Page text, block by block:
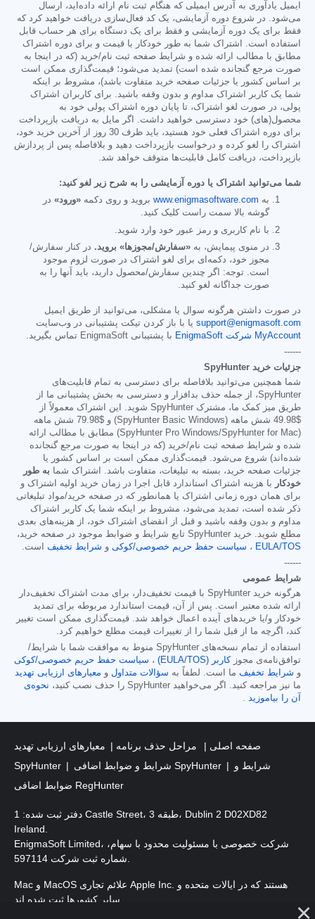
ایمیل یادآوری به آدرس ایمیلی که هنگام ثبت نام ارائه داده‌اید، ارسال
می‌شود. در شروع دوره آزمایشی، یک کد فعال‌سازی دریافت خواهید کرد که
فقط برای یک دوره آزمایشی و فقط برای یک دستگاه برای هر حساب قابل
استفاده است. اشتراک شما به طور خودکار با قیمت و برای دوره اشتراک
مطابق با مطالب ارائه شده و شرایط صفحه ثبت نام/خرید (که در اینجا به
صورت مرجع گنجانده شده است) تمدید می‌شود؛ قیمت‌گذاری ممکن است
بر اساس کشور یا جزئیات صفحه خرید متفاوت باشد)، مشروط بر اینکه
شما یک کاربر اشتراک مداوم و بدون وقفه باشید. برای کاربران اشتراک
پولی، در صورت لغو اشتراک، تا پایان دوره اشتراک پولی خود به
محصول(های) خود دسترسی خواهید داشت. اگر مایل به دریافت بازپرداخت
برای دوره اشتراک فعلی خود هستید، باید ظرف 30 روز از آخرین خرید خود،
اشتراک را لغو کرده و درخواست بازپرداخت دهید و بلافاصله پس از پردازش
بازپرداخت، دریافت کامل قابلیت‌ها متوقف خواهد شد.
شما می‌توانید اشتراک یا دوره آزمایشی را به شرح زیر لغو کنید:
به www.enigmasoftware.com بروید و روی دکمه «ورود» در
گوشه بالا سمت راست کلیک کنید.
با نام کاربری و رمز عبور خود وارد شوید.
در منوی پیمایش، به «سفارش/مجوزها» بروید. در کنار سفارش/
مجوز خود، دکمه‌ای برای لغو اشتراک در صورت لزوم موجود
است. توجه: اگر چندین سفارش/محصول دارید، باید آنها را به
صورت جداگانه لغو کنید.
در صورت داشتن هرگونه سوال یا مشکلی، می‌توانید از طریق ایمیل
support@enigmasoft.com یا با باز کردن تیکت پشتیبانی در وب‌سایت
MyAccount شرکت EnigmaSoft
با پشتیبانی EnigmaSoft تماس بگیرید.
------
جزئیات خرید SpyHunter
شما همچنین می‌توانید بلافاصله برای دسترسی به تمام قابلیت‌های
SpyHunter، از جمله حذف بدافزار و دسترسی به بخش پشتیبانی ما از
طریق میز کمک ما، مشترک SpyHunter شوید. این اشتراک معمولاً از
$49.98
شش ماهه (SpyHunter Basic Windows) و $79.98
شش ماهه
(SpyHunter Pro Windows/SpyHunter for Mac) مطابق با مطالب ارائه
شده و شرایط صفحه ثبت نام/خرید (که در اینجا به صورت مرجع گنجانده
شده‌اند) شروع می‌شود. قیمت‌گذاری ممکن است بر اساس کشور یا
جزئیات صفحه خرید، بسته به تبلیغات، متفاوت باشد. اشتراک شما به طور
خودکار
با هزینه اشتراک استاندارد قابل اجرا در زمان خرید اولیه اشتراک و
برای همان دوره زمانی اشتراک یا همانطور که در صفحه خرید/مواد تبلیغاتی
ذکر شده است، تمدید می‌شود، مشروط بر اینکه شما یک کاربر اشتراک
مداوم و بدون وقفه باشید و قبل از انقضای اشتراک خود، از هزینه‌های بعدی
مطلع شوید. خرید SpyHunter تابع شرایط و ضوابط موجود در صفحه خرید،
EULA/TOS ، سیاست حفظ حریم خصوصی/کوکی و شرایط تخفیف است.
------
شرایط عمومی
هرگونه خرید SpyHunter با قیمت تخفیف‌دار، برای مدت اشتراک تخفیف‌دار
ارائه شده معتبر است. پس از آن، قیمت استاندارد مربوطه برای تمدید
خودکار و/یا خریدهای آینده اعمال خواهد شد. قیمت‌گذاری ممکن است تغییر
کند، اگرچه ما از قبل شما را از تغییرات قیمت مطلع خواهیم کرد.
استفاده از تمام نسخه‌های SpyHunter منوط به موافقت شما با شرایط/
توافق‌نامه‌ی مجوزکاربر (EULA/TOS) ، سیاست حفظ حریم خصوصی/کوکی
و شرایط تخفیف ما است. لطفاً به سؤالات متداول و معیارهای ارزیابی تهدید
ما نیز مراجعه کنید. اگر می‌خواهید SpyHunter را حذف نصب کنید،
نحوه‌ی
آن را بیاموزید
صفحه اصلی مراحل حذف برنامه
معیارهای ارزیابی تهدید
SpyHunter
شرایط و ضوابط اضافی SpyHunter
شرایط و
ضوابط اضافی RegHunter
دفتر ثبت شده: 1 Castle Street، طبقه 3، Dublin 2 D02XD82
Ireland.
EnigmaSoft Limited، شرکت خصوصی با مسئولیت محدود با سهام،
Mac و MacOS علائم تجاری Apple Inc. هستند که در ایالات متحده و